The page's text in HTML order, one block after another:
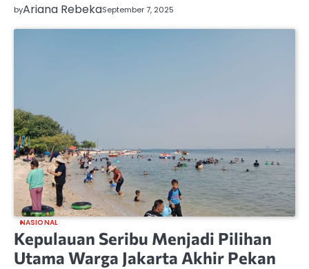
byAriana RebekaSeptember 7, 2025
NASIONAL
Kepulauan Seribu Menjadi Pilihan
Utama Warga Jakarta Akhir Pekan